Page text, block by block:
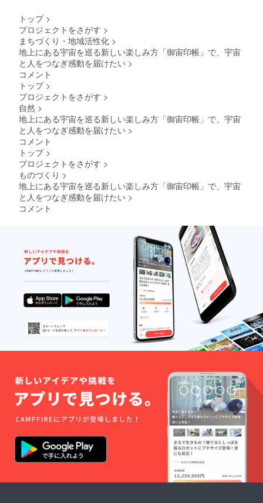
のご連
絡をお
蛇腹式
40か所
ルカ
バー付
させて
ネタリ
ウムの
投影時
間は約1
時間で
す ※天
井プラ
ネタリ
ウムの
番組内
容は、
事前に
ご要望
を伺い
す ※天
井プラ
ネタリ
ウム開
催有効
期限
は、
2023年
6月から
１年で
す こち
らの返
くださ
い。
し、
アーカ
e上に残
りま
be側の
トラブ
ル等不
測の事
態によ
りアー
カイブ
動画が
削除さ
れた場
合はご
了承く
ださい
※
画は少
なくと
も掲載
後１年
間は残
します
※蛇腹式
40か所
朱印可
能 ※表
面保護
用透明
ジナル
ステッ
） （人
工衛星
※蛇腹式
40か所
用透明
ビニー
ルカ
バー付
小さい
サイズ
の御朱
印帳と
同じ大
きさで
す。
トップ >
プロジェクトをさがす >
まちづくり・地域活性化 >
地上にある宇宙を巡る新しい楽しみ方「御宙印帳」で、宇宙
と人をつなぎ感動を届けたい >
コメント
トップ >
プロジェクトをさがす >
自然 >
地上にある宇宙を巡る新しい楽しみ方「御宙印帳」で、宇宙
と人をつなぎ感動を届けたい >
コメント
トップ >
プロジェクトをさがす >
ものづくり >
地上にある宇宙を巡る新しい楽しみ方「御宙印帳」で、宇宙
と人をつなぎ感動を届けたい >
コメント